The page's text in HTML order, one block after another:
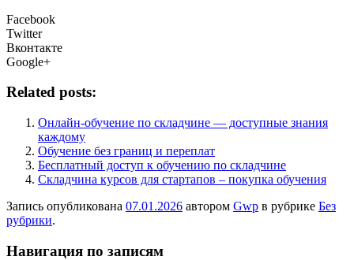
Facebook
Twitter
Вконтакте
Google+
Related posts:
Онлайн-обучение по складчине — доступные знания
каждому
Обучение без границ и переплат
Бесплатный доступ к обучению по складчине
Складчина курсов для стартапов – покупка обучения
Запись опубликована 07.01.2026 автором Gwp в рубрике Без
рубрики.
Навигация по записям